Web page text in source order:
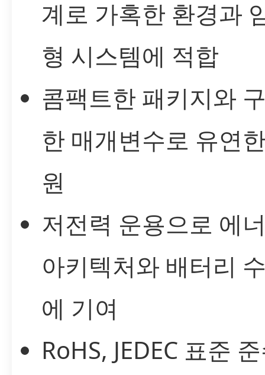
계로 가혹한 환경과
형 시스템에 적합
콤팩트한 패키지와
한 매개변수로 유연
원
저전력 운용으로 에
아키텍처와 배터리
에 기여
RoHS, JEDEC 표준